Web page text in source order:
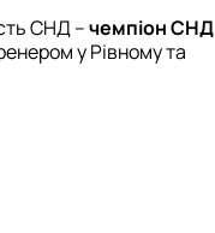
СНД –чемпіон СНД
у Рівному та